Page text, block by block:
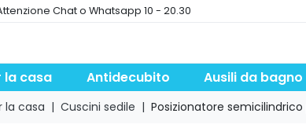
Chat o Whatsapp 10 - 20.30
la casa Antidecubito Ausili da bagno
la casa Cuscini sedile Posizionatore semicilindrico